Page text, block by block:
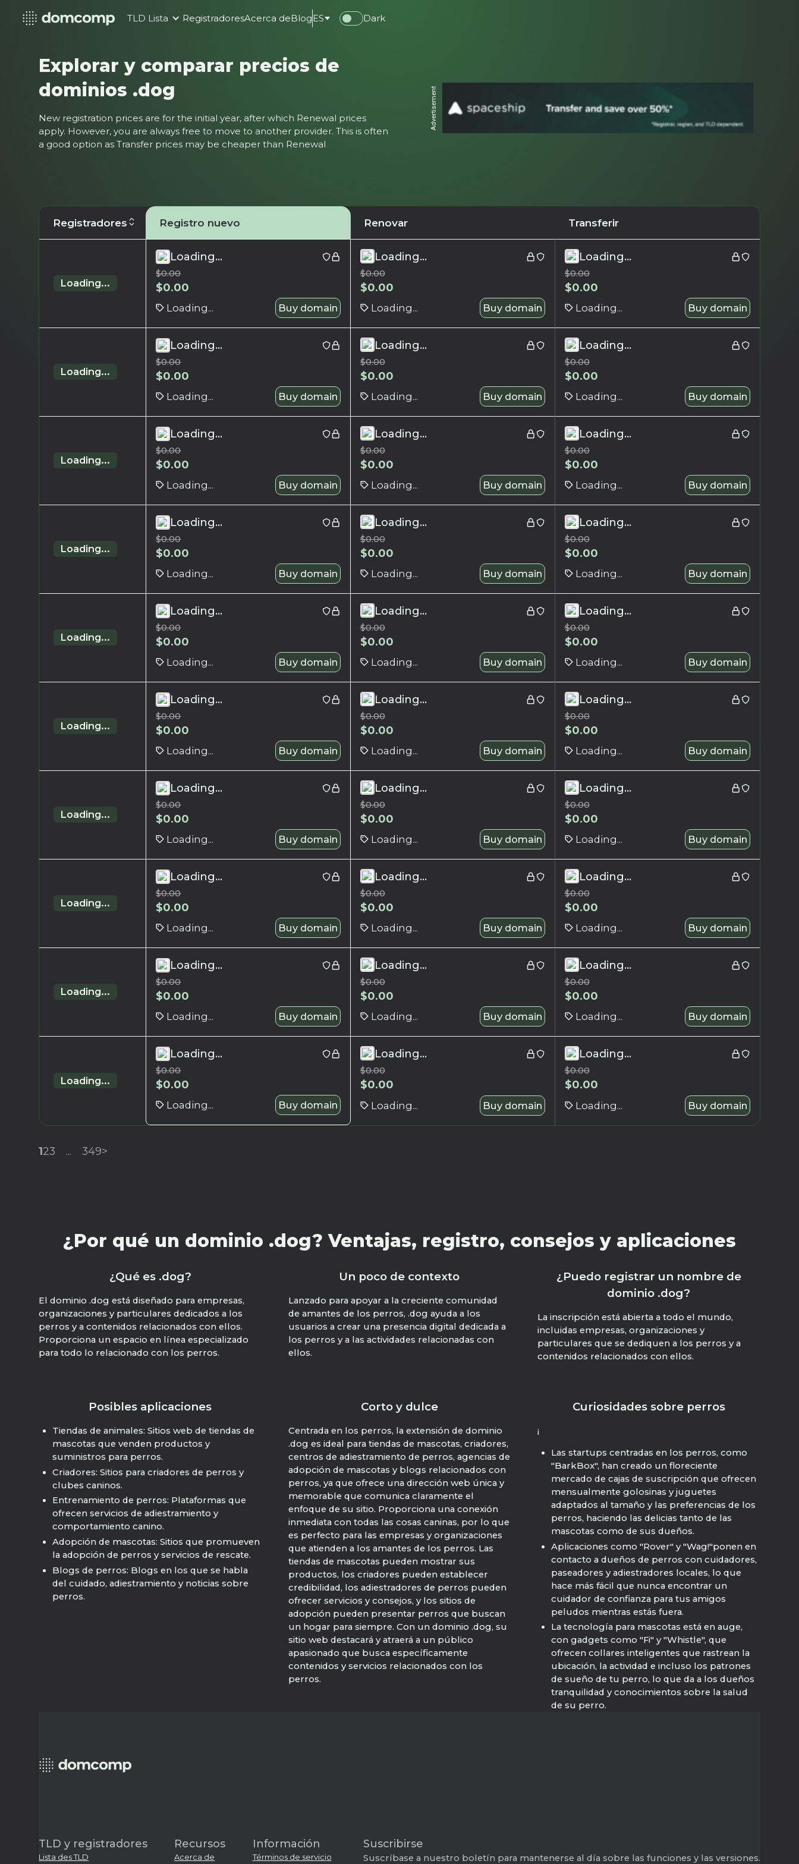
TLD Lista RegistradoresAcerca deBlog ES Dark
Explorar y comparar precios de
dominios .dog
New registration prices are for the initial year, after which Renewal prices
apply. However, you are always free to move to another provider. This is often
a good option as Transfer prices may be cheaper than Renewal
Advertisement
Registradores Registro nuevo Renovar Transferir
Loading...
Loading...
$0.00
$0.00
Loading... Buy domain
Loading...
$0.00
$0.00
Loading... Buy domain
Loading...
$0.00
$0.00
Loading... Buy domain
Loading...
Loading...
$0.00
$0.00
Loading... Buy domain
Loading...
$0.00
$0.00
Loading... Buy domain
Loading...
$0.00
$0.00
Loading... Buy domain
Loading...
Loading...
$0.00
$0.00
Loading... Buy domain
Loading...
$0.00
$0.00
Loading... Buy domain
Loading...
$0.00
$0.00
Loading... Buy domain
Loading...
Loading...
$0.00
$0.00
Loading... Buy domain
Loading...
$0.00
$0.00
Loading... Buy domain
Loading...
$0.00
$0.00
Loading... Buy domain
Loading...
Loading...
$0.00
$0.00
Loading... Buy domain
Loading...
$0.00
$0.00
Loading... Buy domain
Loading...
$0.00
$0.00
Loading... Buy domain
Loading...
Loading...
$0.00
$0.00
Loading... Buy domain
Loading...
$0.00
$0.00
Loading... Buy domain
Loading...
$0.00
$0.00
Loading... Buy domain
Loading...
Loading...
$0.00
$0.00
Loading... Buy domain
Loading...
$0.00
$0.00
Loading... Buy domain
Loading...
$0.00
$0.00
Loading... Buy domain
Loading...
Loading...
$0.00
$0.00
Loading... Buy domain
Loading...
$0.00
$0.00
Loading... Buy domain
Loading...
$0.00
$0.00
Loading... Buy domain
Loading...
Loading...
$0.00
$0.00
Loading... Buy domain
Loading...
$0.00
$0.00
Loading... Buy domain
Loading...
$0.00
$0.00
Loading... Buy domain
Loading...
Loading...
$0.00
$0.00
Loading... Buy domain
Loading...
$0.00
$0.00
Loading... Buy domain
Loading...
$0.00
$0.00
Loading... Buy domain
123 ... 349>
¿Por qué un dominio .dog? Ventajas, registro, consejos y aplicaciones
¿Qué es .dog?
El dominio .dog está diseñado para empresas,
organizaciones y particulares dedicados a los
perros y a contenidos relacionados con ellos.
Proporciona un espacio en línea especializado
para todo lo relacionado con los perros.
Un poco de contexto
Lanzado para apoyar a la creciente comunidad
de amantes de los perros, .dog ayuda a los
usuarios a crear una presencia digital dedicada a
los perros y a las actividades relacionadas con
ellos.
¿Puedo registrar un nombre de
dominio .dog?
La inscripción está abierta a todo el mundo,
incluidas empresas, organizaciones y
particulares que se dediquen a los perros y a
contenidos relacionados con ellos.
Posibles aplicaciones
Tiendas de animales: Sitios web de tiendas de
mascotas que venden productos y
suministros para perros.
Criadores: Sitios para criadores de perros y
clubes caninos.
Entrenamiento de perros: Plataformas que
ofrecen servicios de adiestramiento y
comportamiento canino.
Adopción de mascotas: Sitios que promueven
la adopción de perros y servicios de rescate.
Blogs de perros: Blogs en los que se habla
del cuidado, adiestramiento y noticias sobre
perros.
Corto y dulce
Centrada en los perros, la extensión de dominio
.dog es ideal para tiendas de mascotas, criadores,
centros de adiestramiento de perros, agencias de
adopción de mascotas y blogs relacionados con
perros, ya que ofrece una dirección web única y
memorable que comunica claramente el
enfoque de su sitio. Proporciona una conexión
inmediata con todas las cosas caninas, por lo que
es perfecto para las empresas y organizaciones
que atienden a los amantes de los perros. Las
tiendas de mascotas pueden mostrar sus
productos, los criadores pueden establecer
credibilidad, los adiestradores de perros pueden
ofrecer servicios y consejos, y los sitios de
adopción pueden presentar perros que buscan
un hogar para siempre. Con un dominio .dog, su
sitio web destacará y atraerá a un público
apasionado que busca específicamente
contenidos y servicios relacionados con los
perros.
Curiosidades sobre perros
¡
Las startups centradas en los perros, como
"BarkBox", han creado un floreciente
mercado de cajas de suscripción que ofrecen
mensualmente golosinas y juguetes
adaptados al tamaño y las preferencias de los
perros, haciendo las delicias tanto de las
mascotas como de sus dueños.
Aplicaciones como "Rover" y "Wag!"ponen en
contacto a dueños de perros con cuidadores,
paseadores y adiestradores locales, lo que
hace más fácil que nunca encontrar un
cuidador de confianza para tus amigos
peludos mientras estás fuera.
La tecnología para mascotas está en auge,
con gadgets como "Fi" y "Whistle", que
ofrecen collares inteligentes que rastrean la
ubicación, la actividad e incluso los patrones
de sueño de tu perro, lo que da a los dueños
tranquilidad y conocimientos sobre la salud
de su perro.
TLD y registradores
Lista des TLD
Recursos
Acerca de
Información
Términos de servicio
Suscribirse
Suscríbase a nuestro boletín para mantenerse al día sobre las funciones y las versiones.